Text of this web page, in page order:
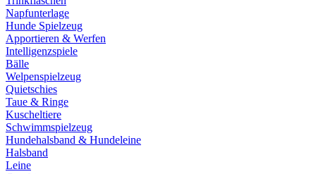
Napfunterlage
Hunde Spielzeug
Apportieren & Werfen
Intelligenzspiele
Bälle
Welpenspielzeug
Quietschies
Taue & Ringe
Kuscheltiere
Schwimmspielzeug
Hundehalsband & Hundeleine
Halsband
Leine